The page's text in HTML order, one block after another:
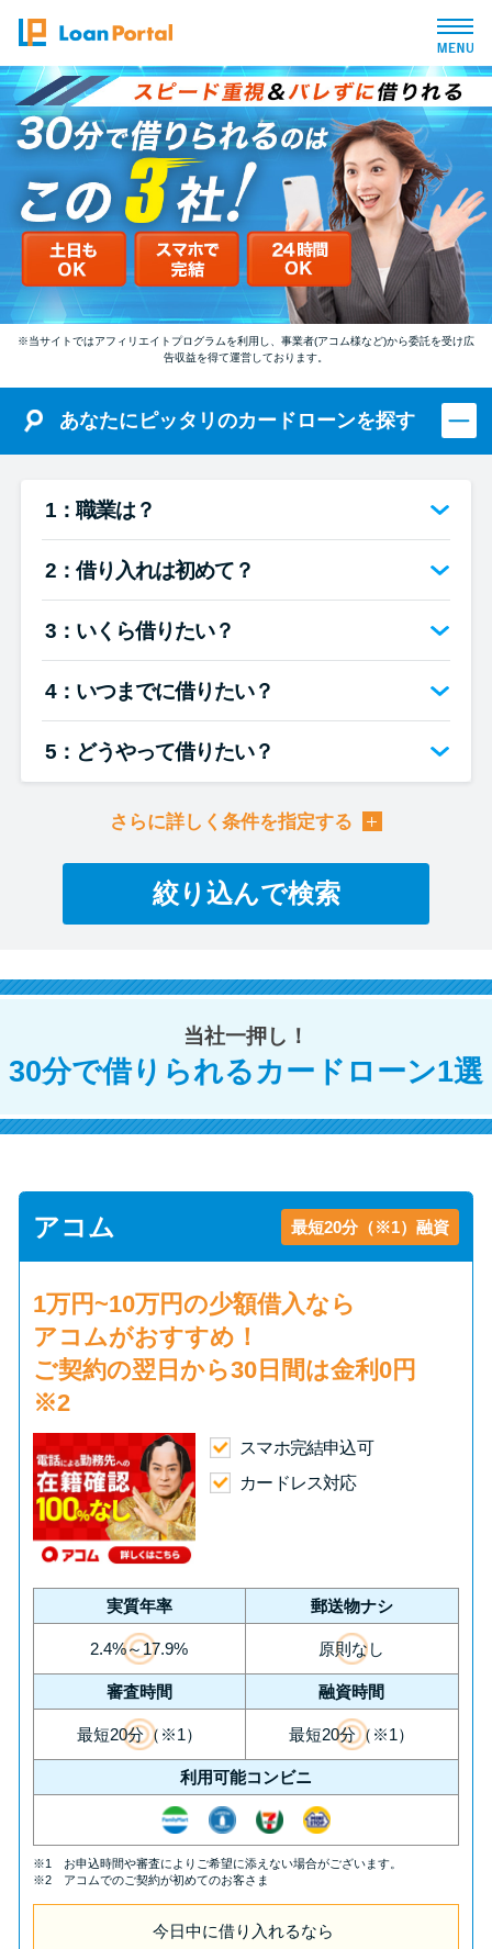
トップページ
おすすめコンテンツ
総合人気ランキング
とにかくすぐ借りたい方向け
バレずに借りたい方向け
便利なコンテンツ
カードローン診断
カードローンQ&A
特集ページ
リボ払いをそのまま払いきると
損！
得した話
ードローン
特集ページ一覧
の理由
無利息期間を利用して利息0円で
お金を借りる3つのポイント
種類・特徴別一覧
今月の家賃払えない…2ヵ月目に
は解決しないと危険な理由と対
処法3つ
家賃払えないが強制退去は避け
たい…市役所に相談より賢い方
街金とは？絶対審査通る？借金
に悩む人へ街金をおすすめしな
い理由
質屋でお金を借りるには？年利
やシステムをカードローンと比
※当サイトではアフィリエイトプログラムを利用し、事業者(アコム様など)から委託を受け広
告収益を得て運営しております。
あなたにピッタリのカードローンを探す
1：職業は？
2：借り入れは初めて？
3：いくら借りたい？
4：いつまでに借りたい？
5：どうやって借りたい？
さらに詳しく条件を指定する
絞り込んで検索
当社一押し！
30分で借りられるカードローン1選
アコム 最短20分（※1）融資
1万円~10万円の少額借入なら
アコムがおすすめ！
ご契約の翌日から30日間は金利0円
※2
スマホ完結申込可
カードレス対応
実質年率 郵送物ナシ
2.4%～17.9% 原則なし
審査時間 融資時間
最短20分（※1） 最短20分（※1）
利用可能コンビニ
※1 お申込時間や審査によりご希望に添えない場合がございます。
※2 アコムでのご契約が初めてのお客さま
今日中に借り入れるなら